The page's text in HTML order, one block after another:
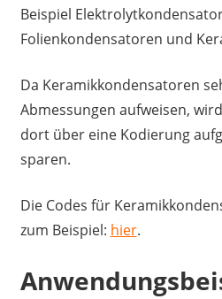
Beispiel
Folienkondensatoren und
Da Keramikkondensatoren
Abmessungen aufweisen,
dort über eine Kodierung
sparen.
Die Codes für
zum Beispiel: hier.